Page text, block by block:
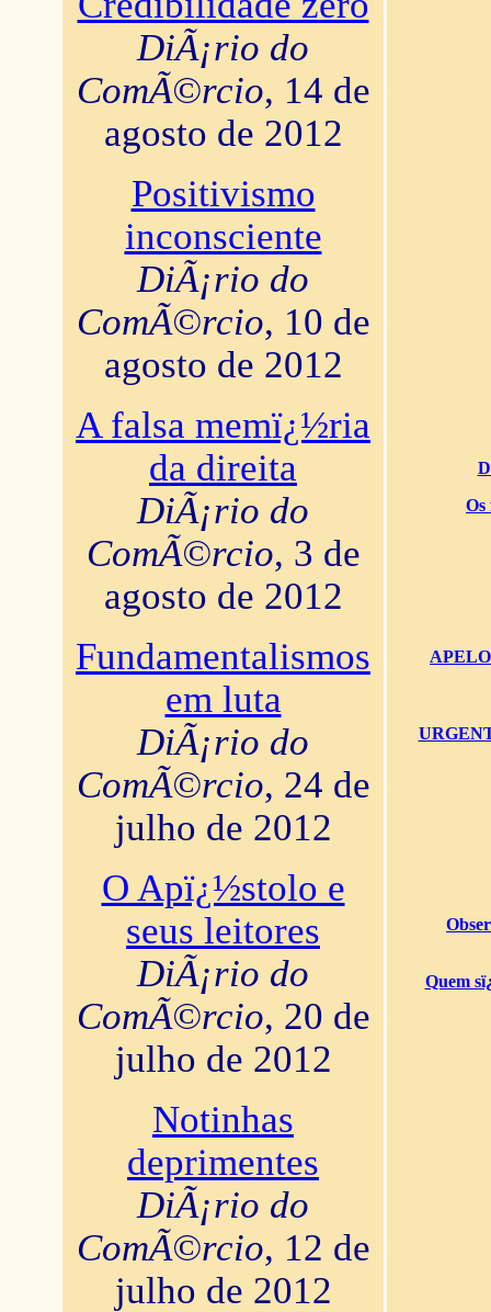
DiÃ¡rio do
ComÃ©rcio, 14 de
agosto de 2012
Positivismo
inconsciente
DiÃ¡rio do
ComÃ©rcio, 10 de
agosto de 2012
A falsa memï¿½ria
da direita
DiÃ¡rio do
ComÃ©rcio, 3 de
agosto de 2012
Fundamentalismos
em luta
DiÃ¡rio do
ComÃ©rcio, 24 de
julho de 2012
O Apï¿½stolo e
seus leitores
DiÃ¡rio do
ComÃ©rcio, 20 de
julho de 2012
Notinhas
deprimentes
DiÃ¡rio do
ComÃ©rcio, 12 de
julho de 2012
Os
Quem